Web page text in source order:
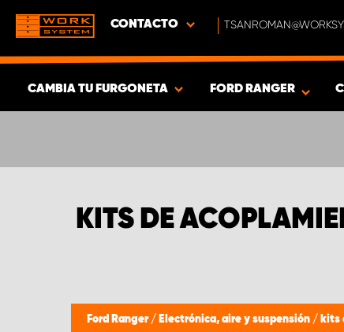
CONTACTO
CAMBIA TU FURGONETA
PRODUCTOS
FORD RANGER
KITS DE
Ford Ranger / Electrónica, aire y suspensión / kits